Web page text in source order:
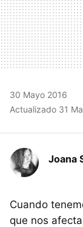
30 Mayo 2016
Actualizado 31
Joana
Cuando
que nos